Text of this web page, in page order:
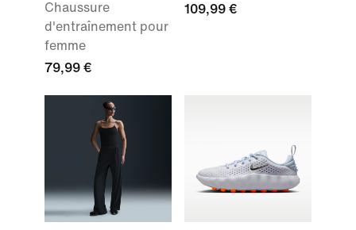
Chaussure
d'entraînement pour
femme
79,99 €
109,99 €